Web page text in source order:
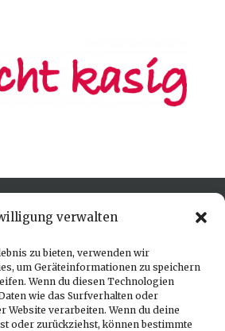
verwalten
zu bieten, verwenden wir
um Geräteinformationen zu speichern
Wenn du diesen Technologien
wie das Surfverhalten oder
Website verarbeiten. Wenn du deine
oder zurückziehst, können bestimmte
von15:00 - 19:00 Uhr